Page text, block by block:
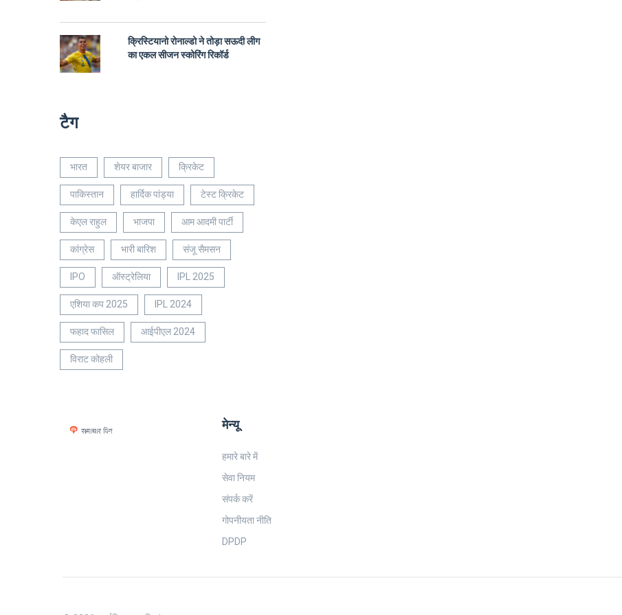
क्रिस्टियानो रोनाल्डो ने तोड़ा सऊदी लीग
का एकल सीजन स्कोरिंग रिकॉर्ड
टैग
भारत शेयर बाजार
क्रिकेट
पाकिस्तान
हार्दिक पांड्या
टेस्ट क्रिकेट
केएल राहुल
भाजपा
आम आदमी पार्टी
कांग्रेस
भारी बारिश
संजू सैमसन
IPO
ऑस्ट्रेलिया
IPL 2025
एशिया कप 2025
IPL 2024
फहाद फासिल
आईपीएल 2024
विराट कोहली
मेन्यू
हमारे बारे में
सेवा नियम
संपर्क करें
गोपनीयता नीति
DPDP